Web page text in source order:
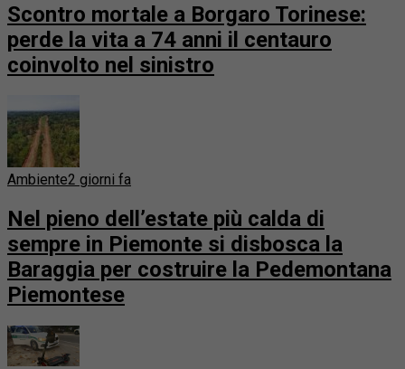
Scontro mortale a Borgaro Torinese:
perde la vita a 74 anni il centauro
coinvolto nel sinistro
Ambiente2 giorni fa
Nel pieno dell’estate più calda di
sempre in Piemonte si disbosca la
Baraggia per costruire la Pedemontana
Piemontese